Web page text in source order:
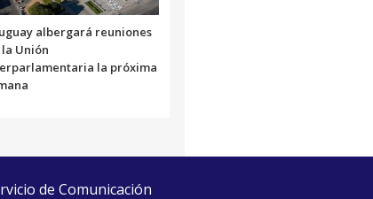
albergará reuniones
Unión
la próxima
de Comunicación